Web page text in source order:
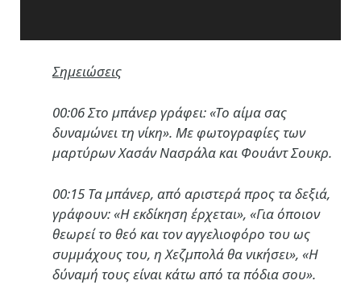
Σημειώσεις
00:06 Στο μπάνερ γράφει: «Το αίμα σας
δυναμώνει τη νίκη». Με φωτογραφίες των
μαρτύρων Χασάν Νασράλα και Φουάντ Σουκρ.
00:15 Τα μπάνερ, από αριστερά προς τα δεξιά,
γράφουν: «Η εκδίκηση έρχεται», «Για όποιον
θεωρεί το θεό και τον αγγελιοφόρο του ως
συμμάχους του, η Χεζμπολά θα νικήσει», «Η
δύναμή τους είναι κάτω από τα πόδια σου».